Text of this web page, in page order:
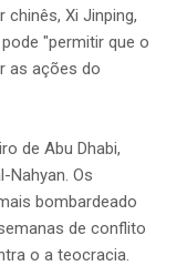
chinês, Xi Jinping,
"permitir que o
as ações do
de Abu Dhabi,
Nahyan. Os
bombardeado
de conflito
o a teocracia.